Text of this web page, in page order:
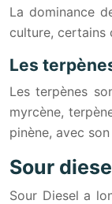
La dominance
culture, certains
Les
Les terpènes
myrcène,
pinène, avec
Sour
Sour Diesel a